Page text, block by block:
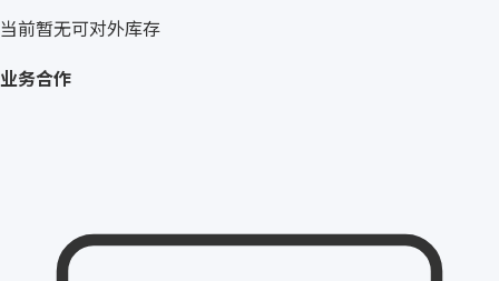
当前暂无可对外库存
业务合作